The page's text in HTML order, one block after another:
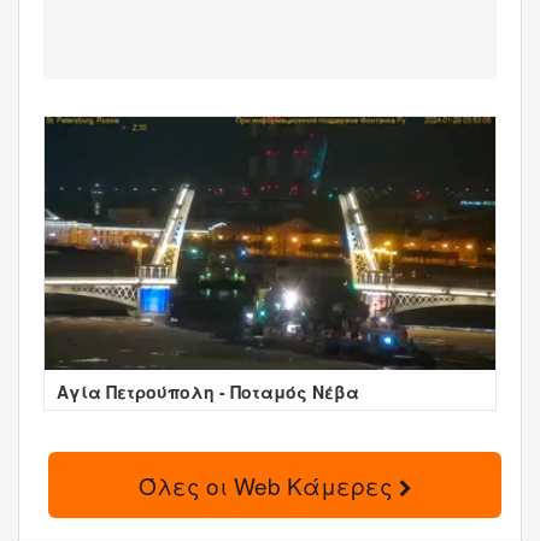
Αγία Πετρούπολη - Ποταμός Νέβα
Όλες οι Web Κάμερες